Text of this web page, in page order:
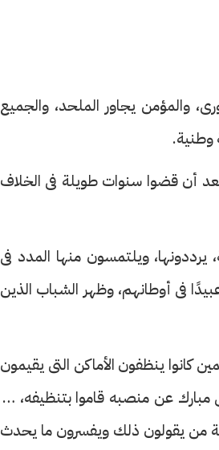
والمؤمن يجاور الملحد، والجميع
وطنية.
أن قضوا سنوات طويلة فى الخلاف
يرددونها، ويلتمسون منها المدد فى
فى أوطانهم، وظهر الشباب الذين
ينظفون الأماكن التى يقيمون
مساء ١١ فبراير عندما تخلى مبارك عن منصبه قاموا بتنظيفه، بل
من يقولون ذلك ويفسرون ما يحدث